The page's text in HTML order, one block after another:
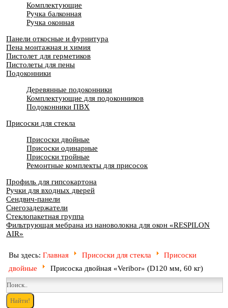
Комплектующие
Ручка балконная
Ручка оконная
Панели откосные и фурнитура
Пена монтажная и химия
Пистолет для герметиков
Пистолеты для пены
Подоконники
Деревянные подоконники
Комплектующие для подоконников
Подоконники ПВХ
Присоски для стекла
Присоски двойные
Присоски одинарные
Присоски тройные
Ремонтные комплекты для присосок
Профиль для гипсокартона
Ручки для входных дверей
Сендвич-панели
Снегозадержатели
Стеклопакетная группа
Фильтрующая мебрана из нановолокна для окон «RESPILON
AIR»
Вы здесь:Главная Присоски для стекла
Присоски
двойные
Присоска двойная «Veribor» (D120 мм, 60 кг)